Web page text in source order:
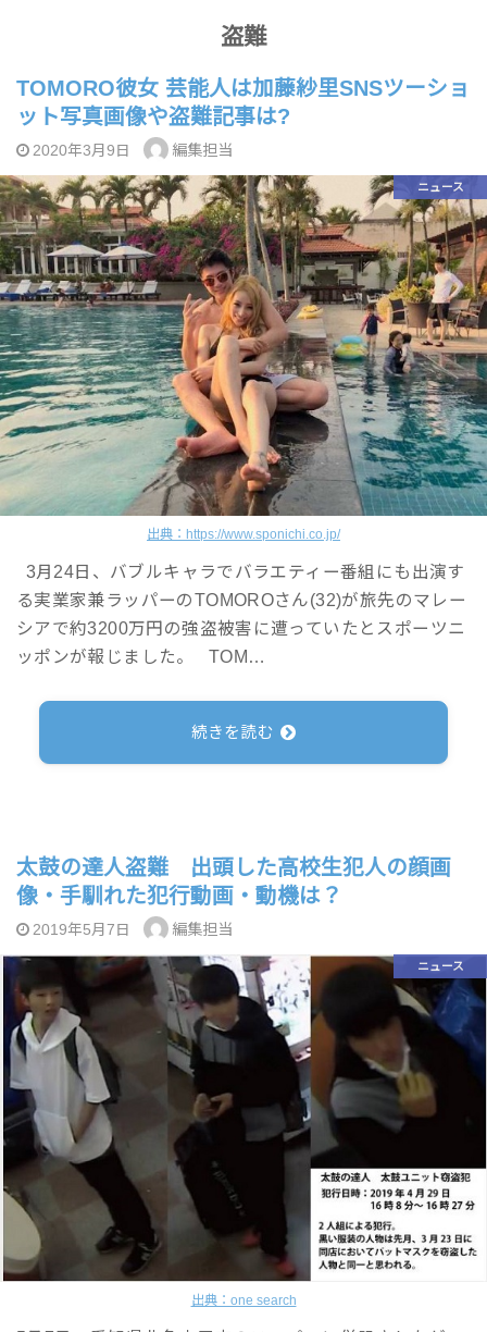
盗難
TOMORO彼女 芸能人は加藤紗里SNSツーショ
ット写真画像や盗難記事は?
2020年3月9日 編集担当
出典：https://www.sponichi.co.jp/
ニュース
3月24日、バブルキャラでバラエティー番組にも出演す
る実業家兼ラッパーのTOMOROさん(32)が旅先のマレー
シアで約3200万円の強盗被害に遭っていたとスポーツニ
ッポンが報じました。 TOM…
続きを読む
太鼓の達人盗難 出頭した高校生犯人の顔画
像・手馴れた犯行動画・動機は？
2019年5月7日 編集担当
出典：one search
ニュース